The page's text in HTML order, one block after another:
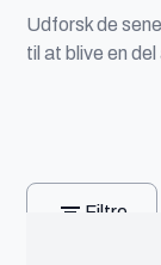
Udforsk de
til at blive en
Filtre